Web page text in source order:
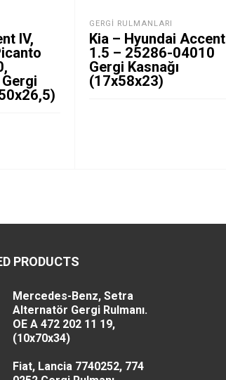
IV,
GERGI RULMANLARI
Kia – Hyundai Accent
1.5 – 25286-04010
Gergi Kasnağı
(17x58x23)
PRODUCTS
Mercedes-Benz, Setra
Alternatör Gergi Rulmanı.
OE A 472 202 11 19,
(10x70x34)
Fiat, Lancia 7740252, 774